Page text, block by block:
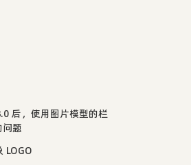
后，使用图片模型的栏
题
LOGO